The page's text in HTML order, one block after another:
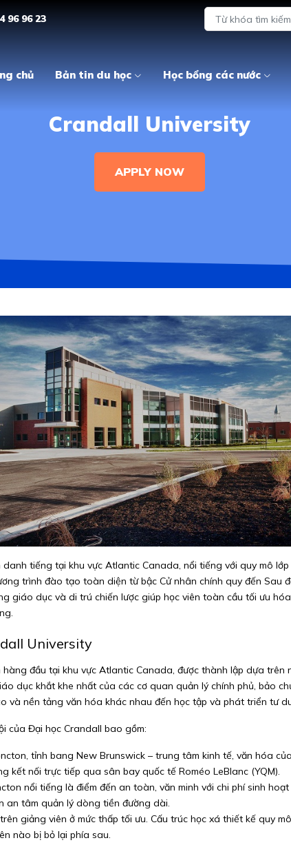
96 96 23
chủ Bản tin du học Học bổng các nước
Crandall University
APPLY NOW
tiếng tại khu vực Atlantic Canada, nổi tiếng với quy mô
trình đào tạo toàn diện từ bậc Cử nhân chính quy đến Sau
giáo dục và di trú chiến lược giúp học viên toàn cầu tối ưu
University
đầu tại khu vực Atlantic Canada, được thành lập dựa
dục khắt khe nhất của các cơ quan quản lý chính phủ, bảo
và nền tảng văn hóa khác nhau đến học tập và phát triển tư
của Đại học Crandall bao gồm:
tỉnh bang New Brunswick – trung tâm kinh tế, văn hóa
nối trực tiếp qua sân bay quốc tế Roméo LeBlanc (YQM).
nổi tiếng là điểm đến an toàn, văn minh với chi phí sinh
an tâm quản lý dòng tiền đường dài.
giảng viên ở mức thấp tối ưu. Cấu trúc học xá thiết kế quy
nào bị bỏ lại phía sau.